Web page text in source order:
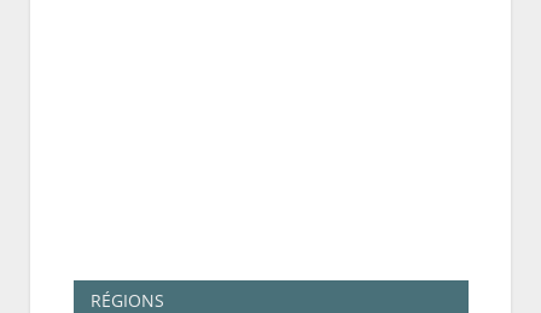
RÉGIONS